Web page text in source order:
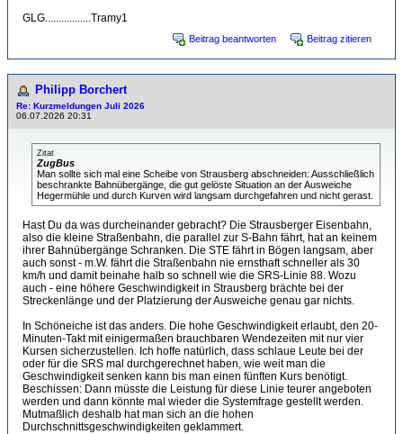
GLG.................Tramy1
Beitrag beantworten Beitrag zitieren
Philipp Borchert
Re: Kurzmeldungen Juli 2026
06.07.2026 20:31
Zitat
ZugBus
Man sollte sich mal eine Scheibe von Strausberg abschneiden: Ausschließlich
beschrankte Bahnübergänge, die gut gelöste Situation an der Ausweiche
Hegermühle und durch Kurven wird langsam durchgefahren und nicht gerast.
Hast Du da was durcheinander gebracht? Die Strausberger Eisenbahn,
also die kleine Straßenbahn, die parallel zur S-Bahn fährt, hat an keinem
ihrer Bahnübergänge Schranken. Die STE fährt in Bögen langsam, aber
auch sonst - m.W. fährt die Straßenbahn nie ernsthaft schneller als 30
km/h und damit beinahe halb so schnell wie die SRS-Linie 88. Wozu
auch - eine höhere Geschwindigkeit in Strausberg brächte bei der
Streckenlänge und der Platzierung der Ausweiche genau gar nichts.
In Schöneiche ist das anders. Die hohe Geschwindigkeit erlaubt, den 20-
Minuten-Takt mit einigermaßen brauchbaren Wendezeiten mit nur vier
Kursen sicherzustellen. Ich hoffe natürlich, dass schlaue Leute bei der
oder für die SRS mal durchgerechnet haben, wie weit man die
Geschwindigkeit senken kann bis man einen fünften Kurs benötigt.
Beschissen: Dann müsste die Leistung für diese Linie teurer angeboten
werden und dann könnte mal wieder die Systemfrage gestellt werden.
Mutmaßlich deshalb hat man sich an die hohen
Durchschnittsgeschwindigkeiten geklammert.